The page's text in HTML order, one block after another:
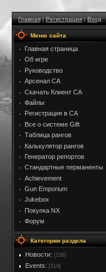
Главная|Регистрация|Вход
Меню сайта
Главная страница
Об игре
Руководство
Арсенал CA
Скачать Клиент CA
Файлы
Регистрация в CA
Все о системе Gift
Таблица рангов
Калькулятор рангов
Генератор репортов
Стандартные перманенты
Achievement
Gun Emporium
Jukebox
Покупка NX
Форум
Категории раздела
Новости: [238]
Events: [519]